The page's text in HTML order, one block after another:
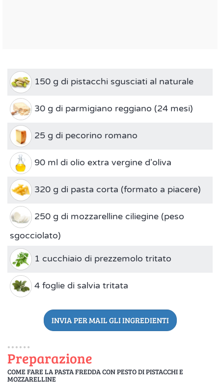
150 g di pistacchi sgusciati al naturale
30 g di parmigiano reggiano (24 mesi)
25 g di pecorino romano
90 ml di olio extra vergine d'oliva
320 g di pasta corta (formato a piacere)
250 g di mozzarelline ciliegine (peso
sgocciolato)
1 cucchiaio di prezzemolo tritato
4 foglie di salvia tritata
INVIA PER MAIL GLI INGREDIENTI
Preparazione
COME FARE LA PASTA FREDDA CON PESTO DI PISTACCHI E
MOZZARELLINE